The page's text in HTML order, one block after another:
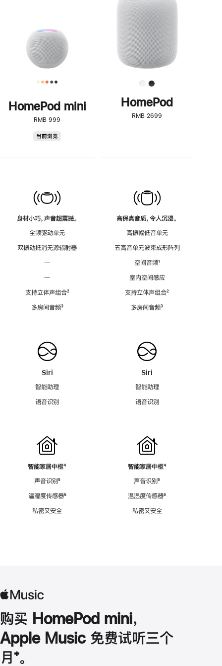
HomePod mini
RMB 999
当前浏览
身材小巧，声音超震撼。
全频驱动单元
双振动抵消无源辐射器
—
—
支持立体声组合脚
²
多房间音频脚
³
Siri
智能助理
语音识别
智能家居中枢脚
⁴
声音识别脚
⁵
温湿度传感器脚
⁶
私密又安全
了
解
HomePod<
HomePod
RMB 2699
高保真音质，令人沉浸。
高振幅低音单元
五高音单元波束成形阵列
空间音频脚
¹
室内空间感应
支持立体声组合脚
²
多房间音频脚
³
Siri
智能助理
语音识别
智能家居中枢脚
⁴
声音识别脚
⁵
温湿度传感器脚
⁶
私密又安全
购买 HomePod mini，
Apple Music 免费试听三个
月 脚
⁺。